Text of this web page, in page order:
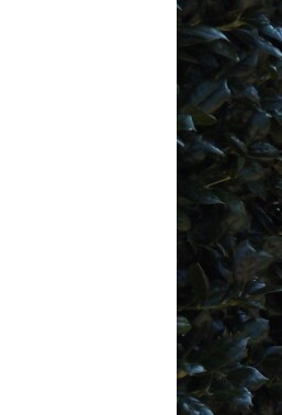
ПОДПИШИТЕСЬ НА РАССЫЛКУ